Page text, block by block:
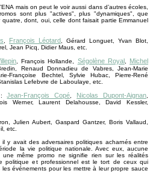
mais on peut le voir aussi dans d’autres écoles,
sont plus "actives", plus "dynamiques", que
quatre, dont, oui, celle dont faisait partie Emmanuel
François Léotard , Gérard Longuet, Yvan Blot,
Jean Picq, Didier Maus, etc.
, François Hollande, Ségolène Royal
Michel
Renaud Donnadieu de Vabres, Jean-Marie
Françoise Bechtel, Sylvie Hubac, Pierre-René
Lefebvre de Laboulaye, etc.
:Jean-François Copé Nicolas Dupont-Aignan
Werner, Laurent Delahousse, David Kessler,
Julien Aubert, Gaspard Gantzer, Boris Vallaud,
etc.
y avait des adversaires politiques acharnés entre
la vie politique nationale. Avec eux, aucune
une même promo ne signifie rien sur les réalités
politique et professionnel est le tort de ceux qui
événements pour les mettre à leur propre sauce